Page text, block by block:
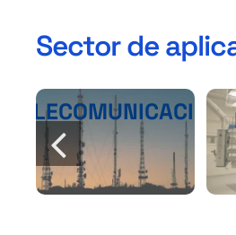
Sector de
TELECOMUNICACIÓN